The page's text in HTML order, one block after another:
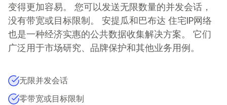
变得更加容易。 您可以发送无限数量的并发会话，
没有带宽或目标限制。
安提瓜和巴布达 住宅IP网络
也是一种经济实惠的公共数据收集解决方案。 它们
广泛用于市场研究、品牌保护和其他业务用例。
无限并发会话
零带宽或目标限制